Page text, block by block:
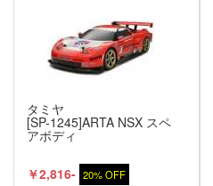
タミヤ
[SP-1245]ARTA NSX スペ
アボディ
￥2,816- 20% OFF